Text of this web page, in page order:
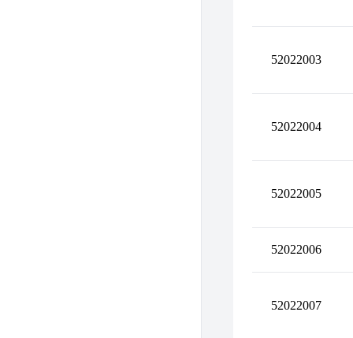
52022003
52022004
52022005
52022006
52022007